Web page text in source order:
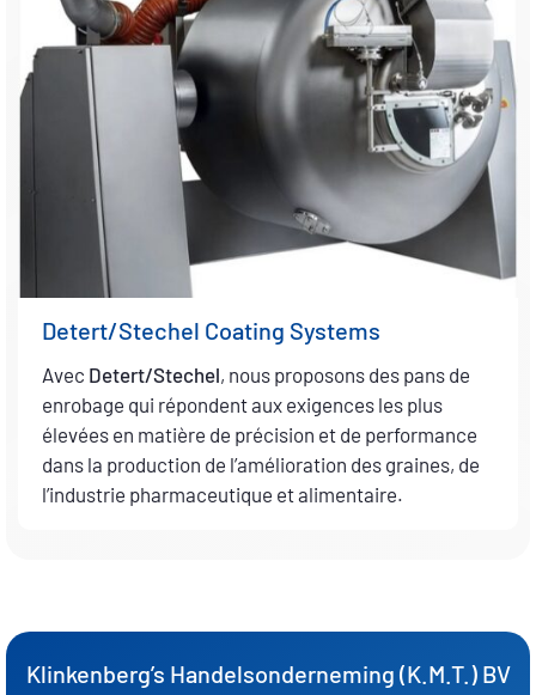
Detert/Stechel Coating Systems
Avec Detert/Stechel, nous proposons des pans de
enrobage qui répondent aux exigences les plus
élevées en matière de précision et de performance
dans la production de l’amélioration des graines, de
l’industrie pharmaceutique et alimentaire.
Klinkenberg’s Handelsonderneming (K.M.T.) BV